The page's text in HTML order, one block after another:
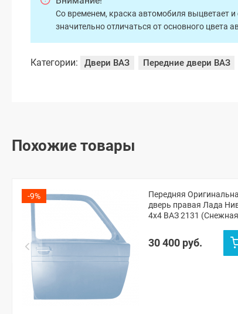
Со временем, краска автомобиля выцветает
значительно отличаться от основного цвета
Категории: Двери ВАЗ Передние двери ВАЗ
Похожие товары
-9%
Передняя
дверь правая Лада
4х4 ВАЗ 2131 (Снежная
30 400 руб.